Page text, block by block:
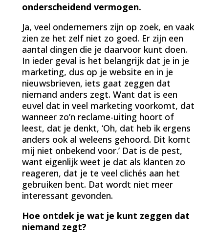
onderscheidend vermogen.
Ja, veel ondernemers zijn op zoek, en vaak
zien ze het zelf niet zo goed. Er zijn een
aantal dingen die je daarvoor kunt doen.
In ieder geval is het belangrijk dat je in je
marketing, dus op je website en in je
nieuwsbrieven, iets gaat zeggen dat
niemand anders zegt. Want dat is een
euvel dat in veel marketing voorkomt, dat
wanneer zo’n reclame-uiting hoort of
leest, dat je denkt, ‘Oh, dat heb ik ergens
anders ook al weleens gehoord. Dit komt
mij niet onbekend voor.’ Dat is de pest,
want eigenlijk weet je dat als klanten zo
reageren, dat je te veel clichés aan het
gebruiken bent. Dat wordt niet meer
interessant gevonden.
Hoe ontdek je wat je kunt zeggen dat
niemand zegt?